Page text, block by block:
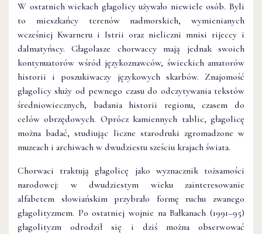
W ostatnich wiekach głagolicy używało niewiele osób. Byli
to mieszkańcy terenów nadmorskich, wymienianych
wcześniej Kwarneru i Istrii oraz nieliczni mnisi rijeccy i
dalmatyńscy. Głagolasze chorwaccy mają jednak swoich
kontynuatorów wśród językoznawców, świeckich amatorów
historii i poszukiwaczy językowych skarbów. Znajomość
głagolicy służy od pewnego czasu do odczytywania tekstów
średniowiecznych, badania historii regionu, czasem do
celów obrzędowych. Oprócz kamiennych tablic, głagolicę
można badać, studiując liczne starodruki zgromadzone w
muzeach i archiwach w dwudziestu sześciu krajach świata.
Chorwaci traktują głagolicę jako wyznacznik tożsamości
narodowej: w dwudziestym wieku zainteresowanie
alfabetem słowiańskim przybrało formę ruchu zwanego
głagolityzmem. Po ostatniej wojnie na Bałkanach (1991–95)
głagolityzm odrodził się i dziś można obserwować